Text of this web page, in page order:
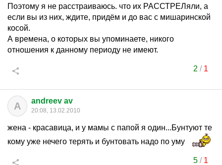
Поэтому я не расстраиваюсь. что их РАССТРЕЛяли, а
если вы из них, ждите, придём и до вас с мишаринской
косой.
А времена, о которых вы упоминаете, никого
отношения к данному периоду не имеют.
2 / 1
A andreev av
20:08, 13.02.2010
жена - красавица, и у мамы с папой я один...Бунтуют те
кому уже нечего терять и бунтовать надо по уму
5/ 1